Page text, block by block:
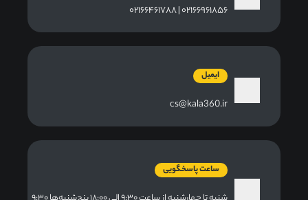
۰۲۱۶۶۹۶۱۸۵۶ | ۰۲۱۶۶۴۶۱۷۸۸
ایمیل
cs@kala360.ir
ساعت پاسخگویی